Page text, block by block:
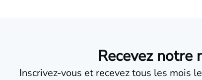
Recevez notre
Inscrivez-vous et recevez tous les mois